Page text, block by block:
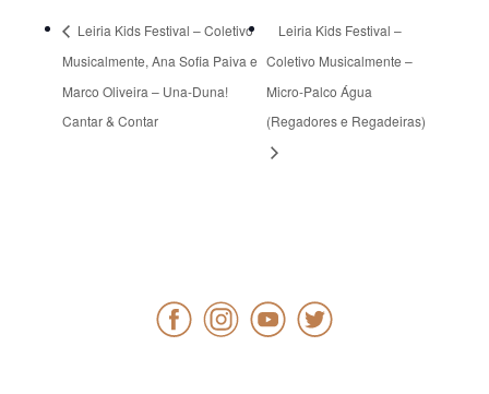
Leiria Kids Festival – Coletivo
Musicalmente, Ana Sofia Paiva e
Marco Oliveira – Una-Duna!
Cantar & Contar
Leiria Kids Festival –
Coletivo Musicalmente –
Micro-Palco Água
(Regadores e Regadeiras)